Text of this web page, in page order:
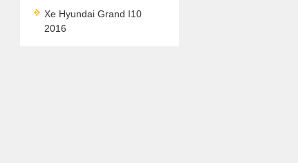
Xe Hyundai Grand I10
2016